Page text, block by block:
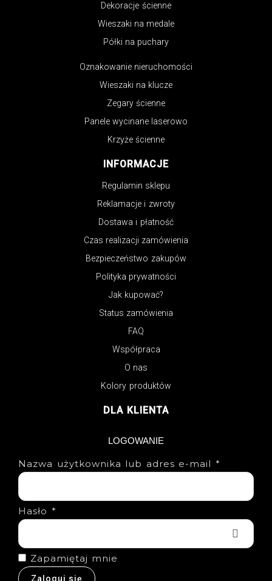
Dekoracje ścienne
Wieszaki na medale
Półki na puchary
Oznakowanie nieruchomości
Wieszaki na klucze
Zegary ścienne
Panele wycinane laserowo
Krzyże ścienne
INFORMACJE
Regulamin sklepu
Reklamacje i zwroty
Dostawa i płatność
Czas realizacji zamówienia
Bezpieczeństwo zakupów
Polityka prywatności
Jak kupować?
Status zamówienia
FAQ
Współpraca
O nas
Kolory produktów
DLA KLIENTA
LOGOWANIE
Nazwa użytkownika lub adres e-mail *
Hasło *
Zapamiętaj mnie
Zaloguj się